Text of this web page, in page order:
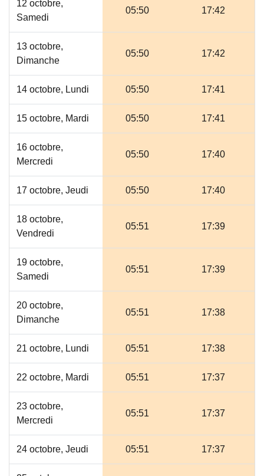
12 octobre,
Samedi
05:50 17:42
13 octobre,
Dimanche
05:50 17:42
14 octobre, Lundi 05:50 17:41
15 octobre, Mardi 05:50 17:41
16 octobre,
Mercredi
05:50 17:40
17 octobre, Jeudi 05:50 17:40
18 octobre,
Vendredi
05:51 17:39
19 octobre,
Samedi
05:51 17:39
20 octobre,
Dimanche
05:51 17:38
21 octobre, Lundi 05:51 17:38
22 octobre, Mardi 05:51 17:37
23 octobre,
Mercredi
05:51 17:37
24 octobre, Jeudi 05:51 17:37